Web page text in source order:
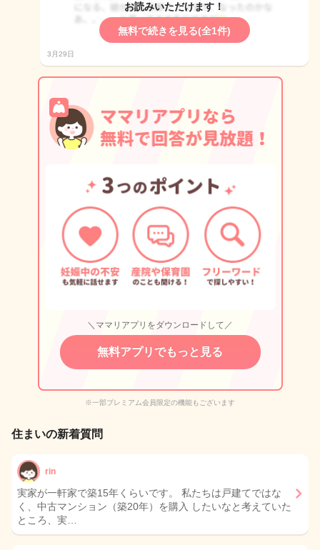
お読みいただけます！
無料で続きを見る(全1件)
3月29日
＼ママリアプリをダウンロードして／
無料アプリでもっと見る
※一部プレミアム会員限定の機能もございます
住まいの新着質問
rin
実家が一軒家で築15年くらいです。 私たちは戸建てではな
く、中古マンション（築20年）を購入 したいなと考えていた
ところ、実…